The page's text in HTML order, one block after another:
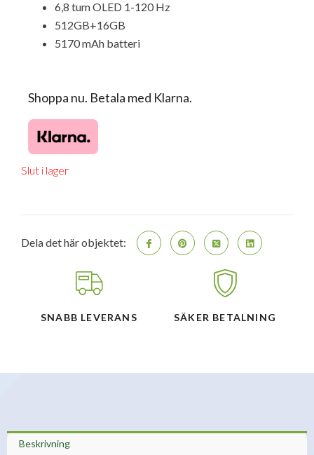
PRISET
17.990,00KR.
6,8 tum OLED 1-120 Hz
512GB+16GB
5170 mAh batteri
Shoppa nu. Betala med Klarna.
Slut i lager
Dela det här objektet:
SNABB LEVERANS SÄKER BETALNING
Beskrivning